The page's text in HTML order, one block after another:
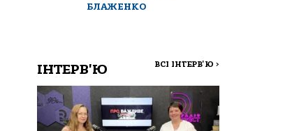
БЛАЖЕНКО
ІНТЕРВ'Ю ВСІ ІНТЕРВ'Ю >